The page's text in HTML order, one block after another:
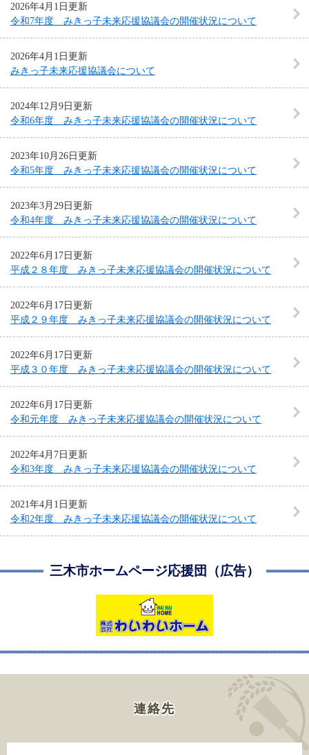
2026年4月1日更新
令和7年度 みきっ子未来応援協議会の開催状況について
2026年4月1日更新
みきっ子未来応援協議会について
2024年12月9日更新
令和6年度 みきっ子未来応援協議会の開催状況について
2023年10月26日更新
令和5年度 みきっ子未来応援協議会の開催状況について
2023年3月29日更新
令和4年度 みきっ子未来応援協議会の開催状況について
2022年6月17日更新
平成２８年度 みきっ子未来応援協議会の開催状況について
2022年6月17日更新
平成２９年度 みきっ子未来応援協議会の開催状況について
2022年6月17日更新
平成３０年度 みきっ子未来応援協議会の開催状況について
2022年6月17日更新
令和元年度 みきっ子未来応援協議会の開催状況について
2022年4月7日更新
令和3年度 みきっ子未来応援協議会の開催状況について
2021年4月1日更新
令和2年度 みきっ子未来応援協議会の開催状況について
三木市ホームページ応援団（広告）
連絡先